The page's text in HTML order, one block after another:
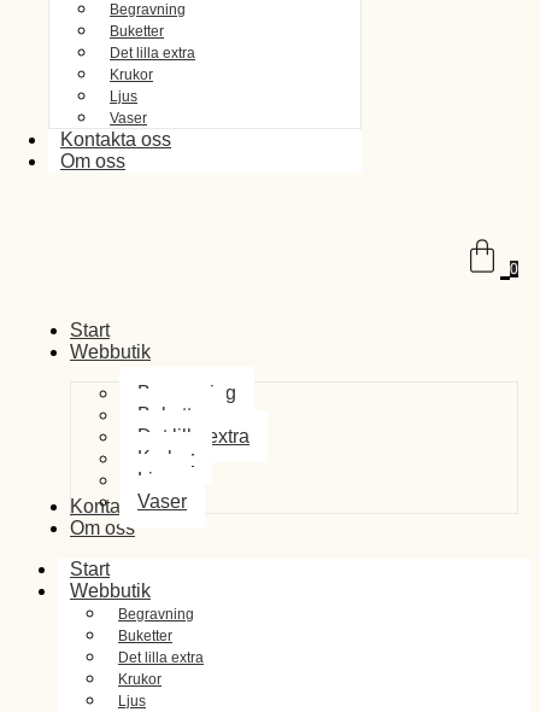
Begravning
Buketter
Det lilla extra
Krukor
Ljus
Vaser
Kontakta oss
Om oss
0
Start
Webbutik
Begravning
Buketter
Det lilla extra
Krukor
Ljus
Vaser
Kontakta oss
Om oss
Start
Webbutik
Begravning
Buketter
Det lilla extra
Krukor
Ljus